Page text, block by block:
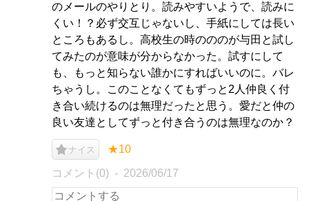
のメールのやりとり。読みやすいようで、読みに
くい！？必ず交互じゃないし、手紙にしては長い
ところもあるし。高校生の時のののが与田と試し
てみたのが意味が分からなかった。試すにして
も、もっと知らない誰かにすればいいのに。バレ
ちゃうし。このことなくてもずっと2人仲良く付
き合い続けるのは無理だったと思う。愛だと仲の
良い友達としてずっと付き合うのは無理なのか？
ナイス ★10
コメント(0) 2026/06/17